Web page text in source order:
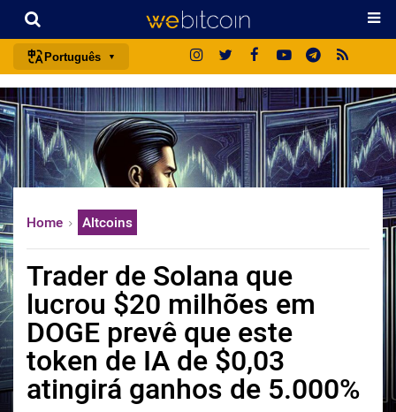
Português
português (BR)
english
español
français
deutsch
中文
русский
한국어
العربية
ไทย
Home Altcoins
Trader de Solana que
lucrou $20 milhões em
DOGE prevê que este
token de IA de $0,03
atingirá ganhos de 5.000%